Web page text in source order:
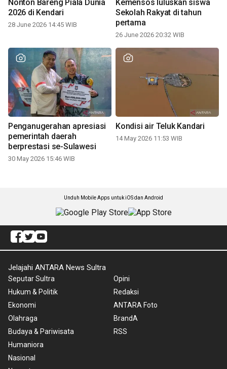
Nonton Bareng Piala Dunia
2026 di Kendari
28 June 2026 14:45 WIB
Kemensos luluskan siswa
Sekolah Rakyat di tahun
pertama
26 June 2026 20:32 WIB
Penganugerahan apresiasi
pemerintah daerah
berprestasi se-Sulawesi
30 May 2026 15:46 WIB
Kondisi air Teluk Kandari
14 May 2026 11:53 WIB
Unduh Mobile Apps untuk iOS dan Android
Jelajahi ANTARA News Sultra
Seputar Sultra
Hukum & Politik
Ekonomi
Olahraga
Budaya & Pariwisata
Humaniora
Nasional
Opini
Redaksi
ANTARA Foto
BrandA
RSS